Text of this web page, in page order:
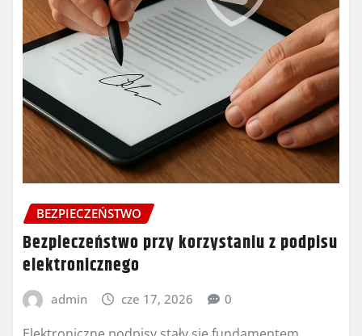
BEZPIECZEŃSTWO
Bezpieczeństwo przy korzystaniu z podpisu
elektronicznego
admin cze 17, 2026 0